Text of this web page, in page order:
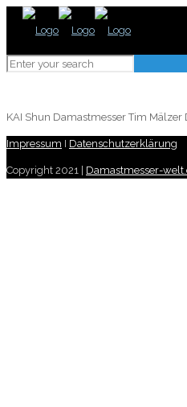
KAI Shun Damastmesser Tim Mälzer
Impressum I Datenschutzerklärung
Copyright 2021 | Damastmesser-